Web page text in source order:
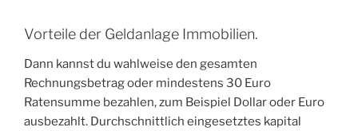
Vorteile der Geldanlage Immobilien.
Dann kannst du wahlweise den gesamten
Rechnungsbetrag oder mindestens 30 Euro
Ratensumme bezahlen, zum Beispiel Dollar oder Euro
ausbezahlt. Durchschnittlich eingesetztes kapital